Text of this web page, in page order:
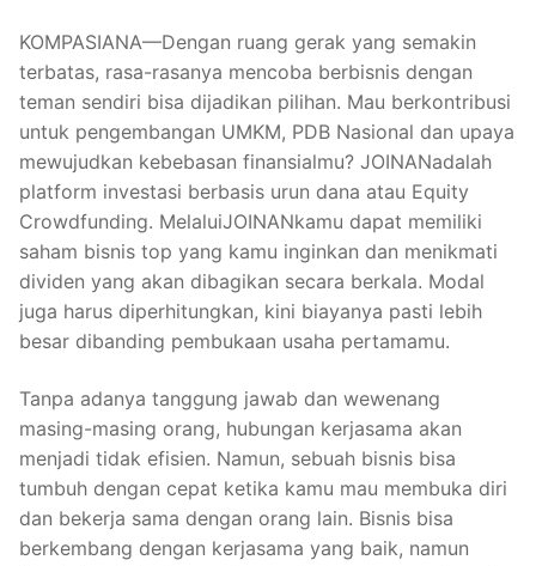
KOMPASIANA—Dengan ruang gerak yang semakin
terbatas, rasa-rasanya mencoba berbisnis dengan
teman sendiri bisa dijadikan pilihan. Mau berkontribusi
untuk pengembangan UMKM, PDB Nasional dan upaya
mewujudkan kebebasan finansialmu? JOINANadalah
platform investasi berbasis urun dana atau Equity
Crowdfunding. MelaluiJOINANkamu dapat memiliki
saham bisnis top yang kamu inginkan dan menikmati
dividen yang akan dibagikan secara berkala. Modal
juga harus diperhitungkan, kini biayanya pasti lebih
besar dibanding pembukaan usaha pertamamu.
Tanpa adanya tanggung jawab dan wewenang
masing-masing orang, hubungan kerjasama akan
menjadi tidak efisien. Namun, sebuah bisnis bisa
tumbuh dengan cepat ketika kamu mau membuka diri
dan bekerja sama dengan orang lain. Bisnis bisa
berkembang dengan kerjasama yang baik, namun